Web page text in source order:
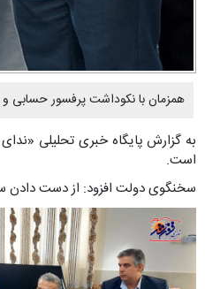
همزمان با نکوداشت پرفسور حسابی و هفته
است.
سخنگوی دولت افزود: از دست دادن